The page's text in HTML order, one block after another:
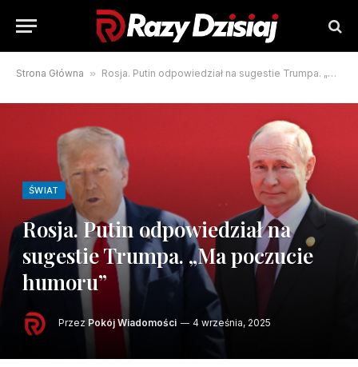
Strona Główna » Rosja. Putin odpowiedział na sugestie Trumpa. „Ma poczucie humoru”
ŚWIAT
Rosja. Putin odpowiedział na
sugestie Trumpa. „Ma poczucie
humoru”
Przez Pokój Wiadomości 4 września, 2025